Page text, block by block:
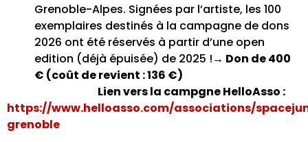
Grenoble-Alpes. Signées par l’artiste, les 100
exemplaires destinés à la campagne de dons
2026 ont été réservés à partir d’une open
edition (déjà épuisée) de 2025 !→ Don de 400
€ (coût de revient : 136 €)
Lien vers la campgne HelloAsso :
https://www.helloasso.com/associations/
grenoble